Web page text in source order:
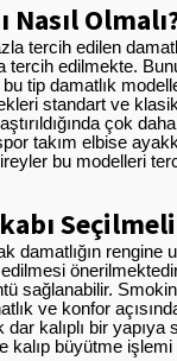
tercih edilen
edilmekte.
tip damatlık
standart ve
çok
takım elbise
bu modelleri
damatlığın
sağlanabilir.
ve konfor
kalıplı bir
büyütme